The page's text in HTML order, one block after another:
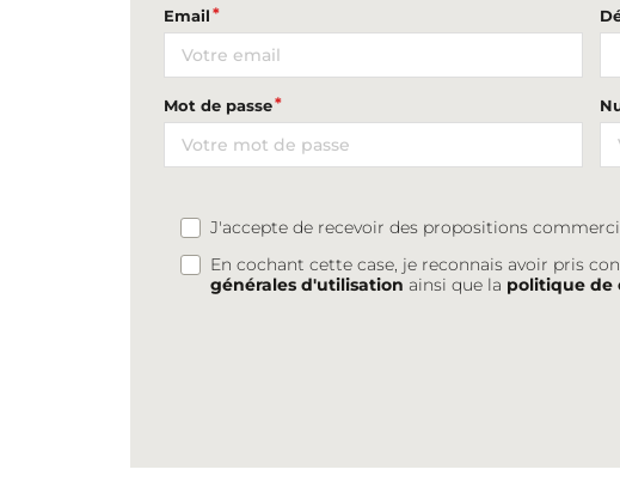
Email
Mot de passe
J'accepte de recevoir des propositions
En cochant cette case, je reconnais avoir pris
générales d'utilisation ainsi que la politique de